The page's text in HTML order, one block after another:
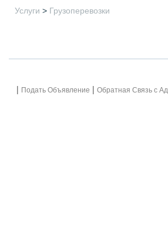
Услуги > Грузоперевозки
| Подать Объявление | Обратная Связь с